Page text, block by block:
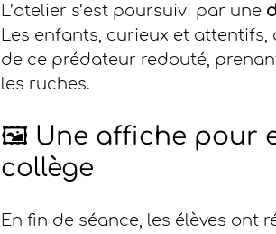
L’atelier s’est poursuivi par une
Les enfants, curieux et
de ce prédateur redouté,
les ruches.
🖼️ Une affiche pour
collège
En fin de séance, les élèves ont